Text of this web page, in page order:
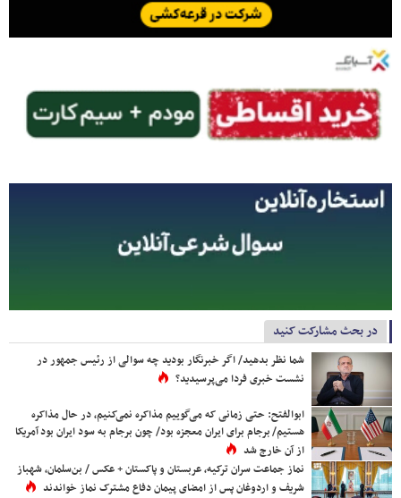
در بحث مشارکت کنید
شما نظر بدهید/ اگر خبرنگار بودید چه سوالی از رئیس جمهور در
نشست خبری فردا می‌پرسیدید؟
ابوالفتح: حتی زمانی که می‌گوییم مذاکره نمی‌کنیم، در حال مذاکره
هستیم/ برجام برای ایران معجزه بود/ چون برجام به سود ایران بود آمریکا
از آن خارج شد
نماز جماعت سران ترکیه، عربستان و پاکستان + عکس / بن‌سلمان، شهباز
شریف و اردوغان پس از امضای پیمان دفاع مشترک نماز خواندند